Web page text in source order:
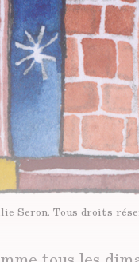
Seron. Tous droits